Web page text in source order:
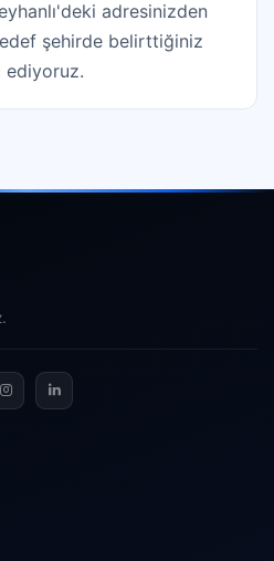
adresinizden
şehirde belirttiğiniz
ediyoruz.